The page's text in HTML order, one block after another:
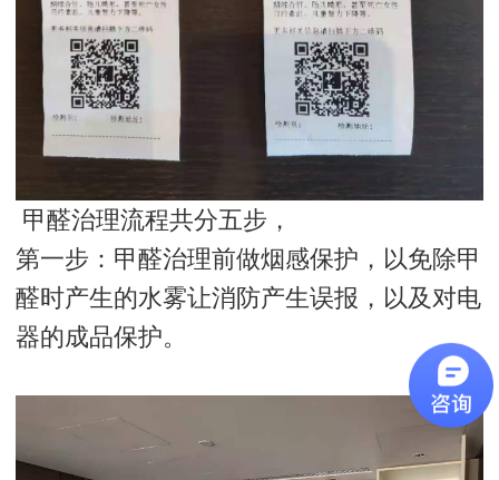
甲醛治理流程共分五步，
第一步：甲醛治理前做烟感保护，以免除甲
醛时产生的水雾让消防产生误报，以及对电
器的成品保护。